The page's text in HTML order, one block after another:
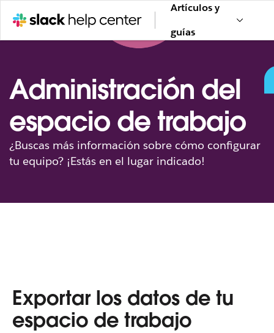
Artículos y
guías
Administración del
espacio de trabajo
¿Buscas más información sobre cómo configurar
tu equipo? ¡Estás en el lugar indicado!
Exportar los datos de tu
espacio de trabajo